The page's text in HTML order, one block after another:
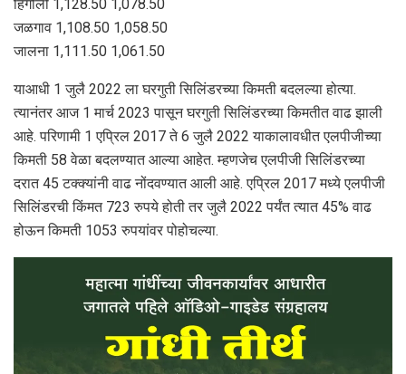
हिंगोली 1,128.50 1,078.50
जळगाव 1,108.50 1,058.50
जालना 1,111.50 1,061.50
याआधी 1 जुलै 2022 ला घरगुती सिलिंडरच्या किमती बदलल्या होत्या.
त्यानंतर आज 1 मार्च 2023 पासून घरगुती सिलिंडरच्या किमतीत वाढ झाली
आहे. परिणामी 1 एप्रिल 2017 ते 6 जुलै 2022 याकालावधीत एलपीजीच्या
किमती 58 वेळा बदलण्यात आल्या आहेत. म्हणजेच एलपीजी सिलिंडरच्या
दरात 45 टक्क्यांनी वाढ नोंदवण्यात आली आहे. एप्रिल 2017 मध्ये एलपीजी
सिलिंडरची किंमत 723 रुपये होती तर जुलै 2022 पर्यंत त्यात 45% वाढ
होऊन किमती 1053 रुपयांवर पोहोचल्या.